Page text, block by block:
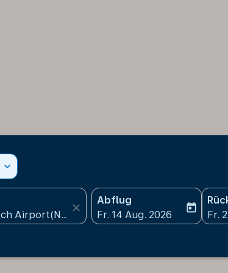
expand_more
close
Abflug
fc-booking-departure-
Fr. 14 Aug. 2026
today
fc-
Fr.